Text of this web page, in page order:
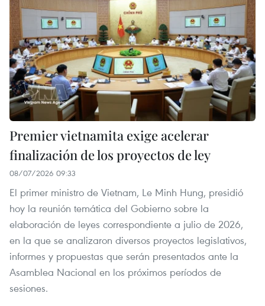
Premier vietnamita exige acelerar
finalización de los proyectos de ley
08/07/2026 09:33
El primer ministro de Vietnam, Le Minh Hung, presidió
hoy la reunión temática del Gobierno sobre la
elaboración de leyes correspondiente a julio de 2026,
en la que se analizaron diversos proyectos legislativos,
informes y propuestas que serán presentados ante la
Asamblea Nacional en los próximos períodos de
sesiones.